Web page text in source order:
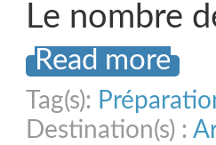
Le nombre
Read more
Tag(s):
Destination(s) :